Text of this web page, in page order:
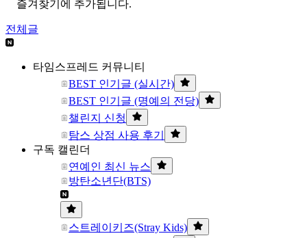
즐겨찾기에 추가됩니다.
전체글
타임스프레드 커뮤니티
BEST 인기글 (실시간)
BEST 인기글 (명예의 전당)
챌린지 신청
탐스 상점 사용 후기
구독 캘린더
연예인 최신 뉴스
방탄소년단(BTS)
스트레이키즈(Stray Kids)